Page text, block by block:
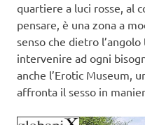
quartiere a luci rosse, al
pensare, è una zona a
senso che dietro
intervenire ad ogni
anche l’Erotic Museum,
affronta il sesso in